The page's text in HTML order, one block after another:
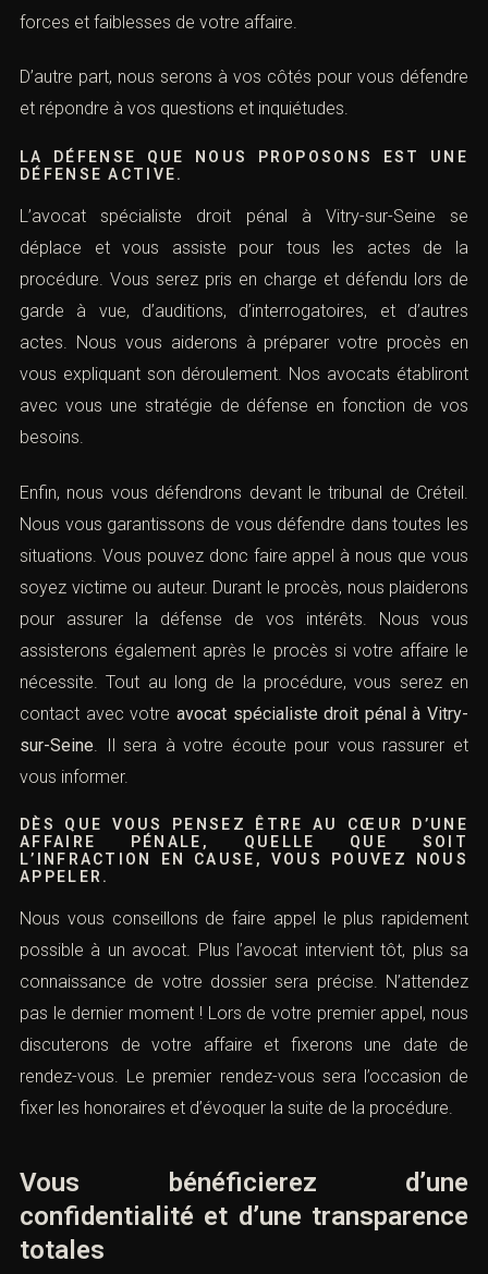
forces et faiblesses de votre affaire.
D’autre part, nous serons à vos côtés pour vous défendre
et répondre à vos questions et inquiétudes.
LA DÉFENSE QUE NOUS PROPOSONS EST UNE
DÉFENSE ACTIVE.
L’avocat spécialiste droit pénal à Vitry-sur-Seine se
déplace et vous assiste pour tous les actes de la
procédure. Vous serez pris en charge et défendu lors de
garde à vue, d’auditions, d’interrogatoires, et d’autres
actes. Nous vous aiderons à préparer votre procès en
vous expliquant son déroulement. Nos avocats établiront
avec vous une stratégie de défense en fonction de vos
besoins.
Enfin, nous vous défendrons devant le tribunal de Créteil.
Nous vous garantissons de vous défendre dans toutes les
situations. Vous pouvez donc faire appel à nous que vous
soyez victime ou auteur. Durant le procès, nous plaiderons
pour assurer la défense de vos intérêts. Nous vous
assisterons également après le procès si votre affaire le
nécessite. Tout au long de la procédure, vous serez en
contact avec votre avocat spécialiste droit pénal à Vitry-
sur-Seine . Il sera à votre écoute pour vous rassurer et
vous informer.
DÈS QUE VOUS PENSEZ ÊTRE AU CŒUR D’UNE
AFFAIRE PÉNALE, QUELLE QUE SOIT
L’INFRACTION EN CAUSE, VOUS POUVEZ NOUS
APPELER.
Nous vous conseillons de faire appel le plus rapidement
possible à un avocat. Plus l’avocat intervient tôt, plus sa
connaissance de votre dossier sera précise. N’attendez
pas le dernier moment ! Lors de votre premier appel, nous
discuterons de votre affaire et fixerons une date de
rendez-vous. Le premier rendez-vous sera l’occasion de
fixer les honoraires et d’évoquer la suite de la procédure.
Vous bénéficierez d’une
confidentialité et d’une transparence
totales